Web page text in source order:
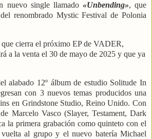
nuevo single llamado «Unbending», que
renombrado Mystic Festival de Polonia
que cierra el próximo EP de VADER,
a la venta el 30 de mayo de 2025 y que ya
alabado 12º álbum de estudio Solitude In
con 3 nuevos temas producidos una
en Grindstone Studio, Reino Unido. Con
Marcelo Vasco (Slayer, Testament, Dark
la primera grabación como quinteto con el
al grupo y el nuevo batería Michael